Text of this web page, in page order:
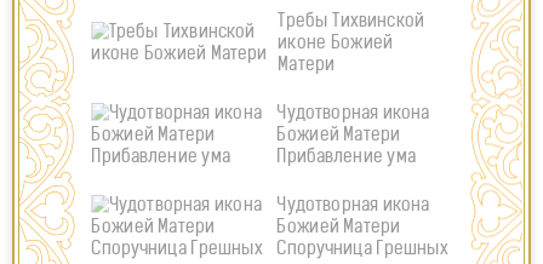
Требы Тихвинской
иконе Божией
Матери
Чудотворная икона
Божией Матери
Прибавление ума
Чудотворная икона
Божией Матери
Споручница Грешных